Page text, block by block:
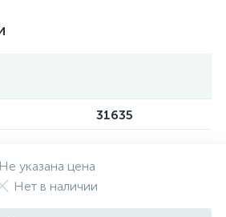
31635
Не указана цена
Нет в наличии